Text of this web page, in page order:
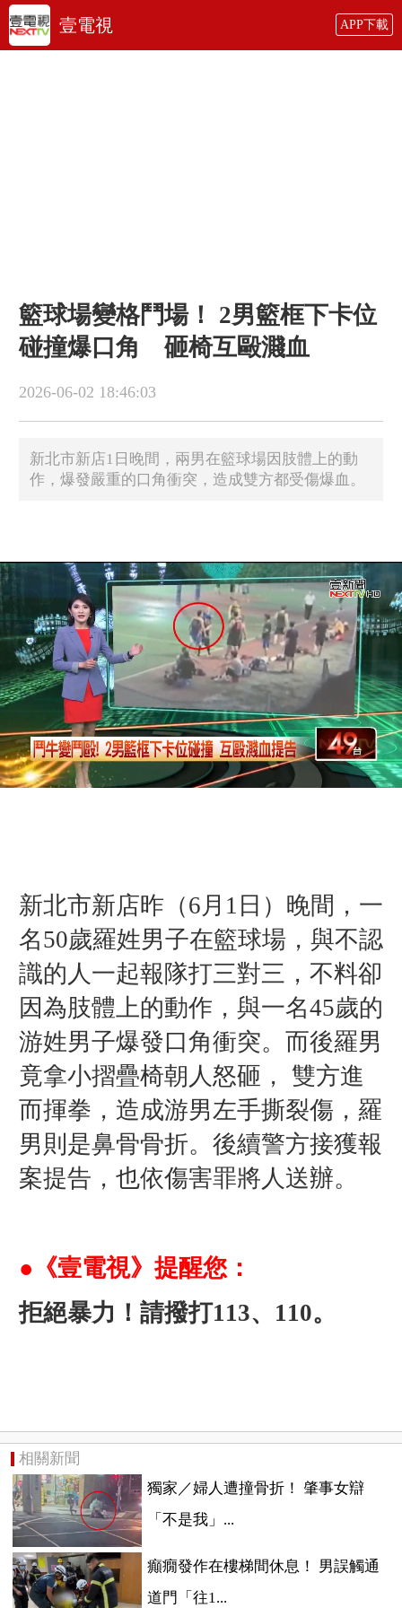
壹電視 APP下載
籃球場變格鬥場！ 2男籃框下卡位
碰撞爆口角 砸椅互毆濺血
2026-06-02 18:46:03
新北市新店1日晚間，兩男在籃球場因肢體上的動
作，爆發嚴重的口角衝突，造成雙方都受傷爆血。
新北市新店昨（6月1日）晚間，一
名50歲羅姓男子在籃球場，與不認
識的人一起報隊打三對三，不料卻
因為肢體上的動作，與一名45歲的
游姓男子爆發口角衝突。而後羅男
竟拿小摺疊椅朝人怒砸 ， 雙方進
而揮拳，造成游男左手撕裂傷，羅
男則是鼻骨骨折。 後續警方接獲報
案提告，也依傷害罪將人送辦。
●《壹電視》提醒您：
拒絕暴力！請撥打113、110。
相關新聞
獨家／婦人遭撞骨折！ 肇事女辯
「不是我」...
癲癇發作在樓梯間休息！ 男誤觸通
道門「往1...